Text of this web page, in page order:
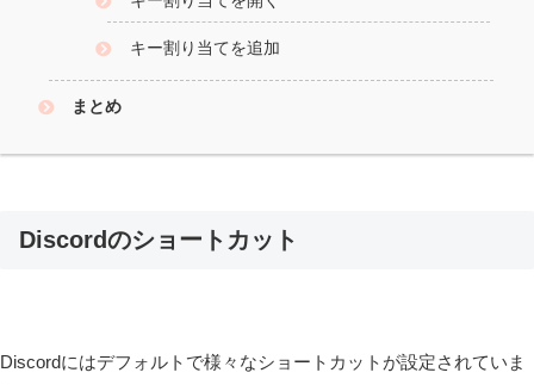
キー割り当てを追加
まとめ
Discordのショートカット
Discordにはデフォルトで様々なショートカットが設定されていま